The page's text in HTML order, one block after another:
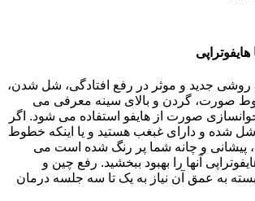
روشی جدید و موثر در رفع افتادگی، شل شدن،
صورت، گردن و بالای سینه معرفی می
صورت از هایفو استفاده می شود. اگر
شده و دارای غبغب هستید و یا اینکه خطوط
پیشانی و چانه شما پر رنگ شده است می
آنها را بهبود ببخشید. رفع چین و
به عمق آن نیاز به یک تا سه جلسه درمان